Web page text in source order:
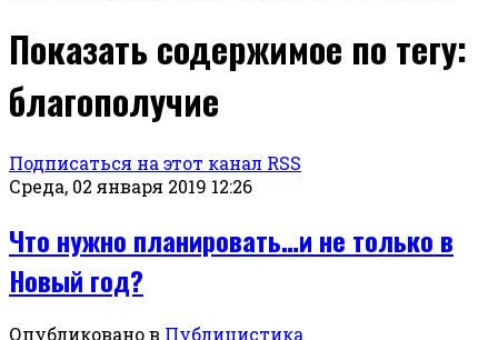
Показать содержимое по тегу:
благополучие
Подписаться на этот канал RSS
Среда, 02 января 2019 12:26
Что нужно планировать…и не только в
Новый год?
Опубликовано в Публицистика